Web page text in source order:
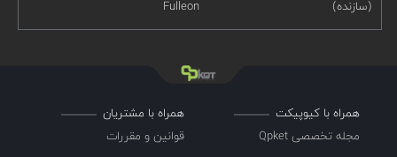
(سازنده)
Fulleon
همراه با کیوپیکت
مجله تخصصی Qpket
همراه با مشتریان
قوانین و مقررات